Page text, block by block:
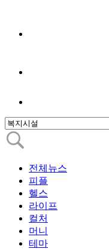
전체뉴스
피플
헬스
라이프
컬처
머니
테마